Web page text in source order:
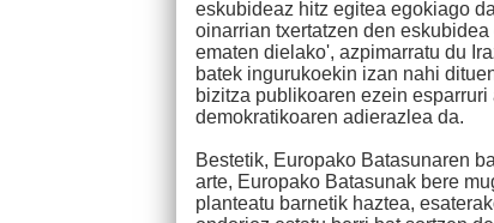
eskubideaz hitz egitea egokiago
oinarrian txertatzen den
ematen dielako', azpimarratu du
batek ingurukoekin izan nahi
bizitza publikoaren ezein
demokratikoaren adierazlea da.
Bestetik, Europako Batasunaren
arte, Europako Batasunak bere
planteatu barnetik haztea,